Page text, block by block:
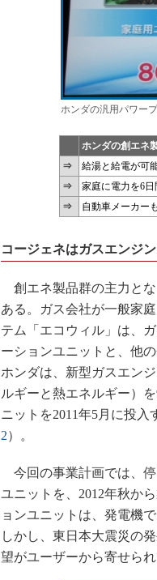
ホンダの汎用パワー
ホンダの創エネ
⇒
給湯と給電が可
⇒
家庭に電力を6
⇒
自動車メーカー
コージェネはガスエンジ
創エネ製品群の主力と
ある。ガス会社が一般家
テム「エコウィル」は、
ーションユニットと、他
ホンダは、新型ガスエン
ルギーと熱エネルギー）
ニットを2011年5月に投
2）。
今回の事業計画では、
ユニットを、2012年秋か
ョンユニットは、発電機
しかし、東日本大震災の
望がユーザーから寄せられ